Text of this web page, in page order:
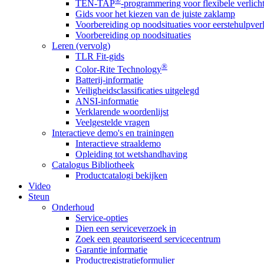
TEN-TAP -programmering voor flexibele
Gids voor het kiezen van de juiste zaklamp
Voorbereiding op noodsituaties voor
Voorbereiding op noodsituaties
Leren (vervolg)
TLR Fit-gids
Color-Rite Technology®
Batterij-informatie
Veiligheidsclassificaties uitgelegd
ANSI-informatie
Verklarende woordenlijst
Veelgestelde vragen
Interactieve demo's en trainingen
Interactieve straaldemo
Opleiding tot wetshandhaving
Catalogus Bibliotheek
Productcatalogi bekijken
Video
Steun
Onderhoud
Service-opties
Dien een serviceverzoek in
Zoek een geautoriseerd servicecentrum
Garantie informatie
Productregistratieformulier